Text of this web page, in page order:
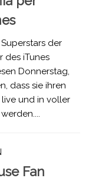
Superstars der
des iTunes
Donnerstag,
dass sie ihren
und in voller
Fan